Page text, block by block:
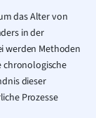
das Alter von
in der
werden Methoden
chronologische
dieser
Prozesse